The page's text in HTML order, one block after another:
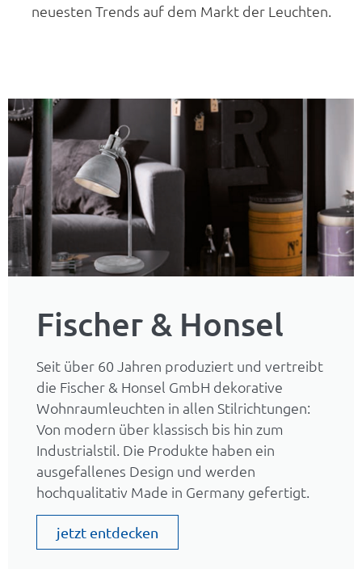
neuesten Trends auf dem Markt der Leuchten.
Fischer & Honsel
Seit über 60 Jahren produziert und vertreibt
die Fischer & Honsel GmbH dekorative
Wohnraumleuchten in allen Stilrichtungen:
Von modern über klassisch bis hin zum
Industrialstil. Die Produkte haben ein
ausgefallenes Design und werden
hochqualitativ Made in Germany gefertigt.
jetzt entdecken